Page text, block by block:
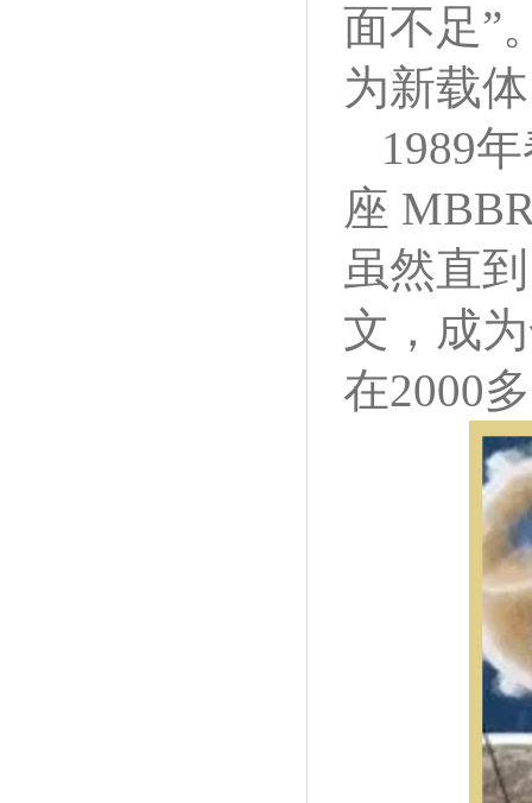
面不足”
为新载
1989
座
虽然直
文，成
在2000